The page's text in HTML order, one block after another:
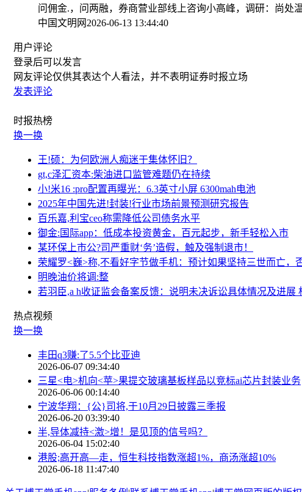
问佣金.，问两融，券商营业部线上咨询小高峰，调研：尚处
中国文明网2026-06-13 13:44:40
用户评论
登录后可以发言
网友评论仅供其表达个人看法，并不表明证券时报立场
发表评论
时报热榜
换一换
王!硕：为何欧洲人痴迷于集体怀旧？
gt,c泽汇资本:柴油进口监管难题仍在持续
小!米16 :pro配置再曝光：6.3英寸小屏 6300mah电池
2025年中国先进!封装!行业市场前景预测研究报告
百乐嘉,利宝ceo称需降低公司债务水平
御金:国际app：低成本投资黄金，百元起步，新手轻松入市
某环保上市公?司严重财‘务’造假，触及强制退市！
荣耀罗<巍>称,不看好字节做手机：预计如果坚持三世而亡，
明晚油价将调:整
若羽臣,a h收证监会备案反馈：说明未决诉讼具体情况及进
热点视频
换一换
丰田q3赚:了5.5个比亚迪
2026-06-07 09:34:40
三星<电>机向<苹>果提交玻璃基板样品以竞标ai芯片封装业务
2026-06-06 00:14:40
宁波华翔：{公}司将,于10月29日披露三季报
2026-06-20 03:39:40
半,导体减持<激>增！是见顶的信号吗？
2026-06-04 15:02:40
港股;高开高—走，恒生科技指数涨超1%，商汤涨超10%
2026-06-18 11:47:40